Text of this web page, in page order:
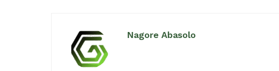
Nagore Abasolo